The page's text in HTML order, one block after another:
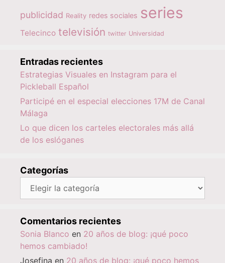
publicidad Reality redes sociales series
Telecinco televisión twitter Universidad
Entradas recientes
Estrategias Visuales en Instagram para el
Pickleball Español
Participé en el especial elecciones 17M de Canal
Málaga
Lo que dicen los carteles electorales más allá
de los eslóganes
Categorías
Comentarios recientes
Sonia Blanco en 20 años de blog: ¡qué poco
hemos cambiado!
Josefina en 20 años de blog: ¡qué poco hemos